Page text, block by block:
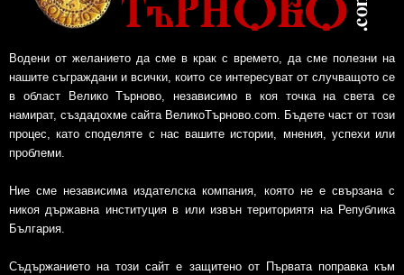
Водени от желанието да сме в крак с времето, да сме полезни на
нашите съграждани и всички, които се интересуват от случващото се
в област Велико Търново, независимо в коя точка на света се
намират, създадохме сайта ВеликоТърново.com. Бъдете част от този
процес, като споделяте с нас вашите истории, мнения, успехи или
проблеми.
Ние сме независима издателска компания, която не е свързана с
никоя държавна институция в или извън териториятя на Република
България.
Съдържанието на този сайт е защитено от Първата поправка към